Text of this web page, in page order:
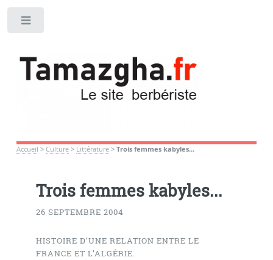
Accueil > Culture> Littérature> Trois femmes kabyles...
Trois femmes kabyles...
26 SEPTEMBRE 2004
HISTOIRE D’UNE RELATION ENTRE LE
FRANCE ET L’ALGÉRIE.